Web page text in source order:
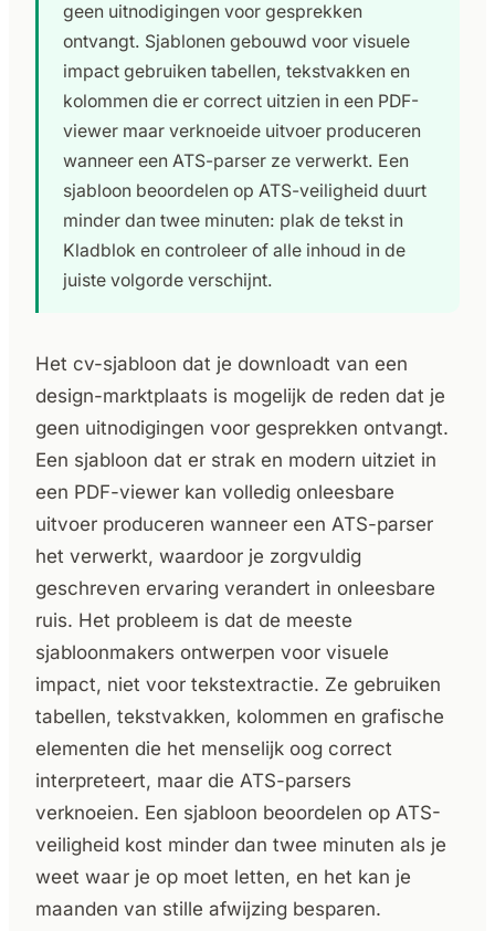
geen uitnodigingen voor gesprekken
ontvangt. Sjablonen gebouwd voor visuele
impact gebruiken tabellen, tekstvakken en
kolommen die er correct uitzien in een PDF-
viewer maar verknoeide uitvoer produceren
wanneer een ATS-parser ze verwerkt. Een
sjabloon beoordelen op ATS-veiligheid duurt
minder dan twee minuten: plak de tekst in
Kladblok en controleer of alle inhoud in de
juiste volgorde verschijnt.
Het cv-sjabloon dat je downloadt van een
design-marktplaats is mogelijk de reden dat je
geen uitnodigingen voor gesprekken ontvangt.
Een sjabloon dat er strak en modern uitziet in
een PDF-viewer kan volledig onleesbare
uitvoer produceren wanneer een ATS-parser
het verwerkt, waardoor je zorgvuldig
geschreven ervaring verandert in onleesbare
ruis. Het probleem is dat de meeste
sjabloonmakers ontwerpen voor visuele
impact, niet voor tekstextractie. Ze gebruiken
tabellen, tekstvakken, kolommen en grafische
elementen die het menselijk oog correct
interpreteert, maar die ATS-parsers
verknoeien. Een sjabloon beoordelen op ATS-
veiligheid kost minder dan twee minuten als je
weet waar je op moet letten, en het kan je
maanden van stille afwijzing besparen.